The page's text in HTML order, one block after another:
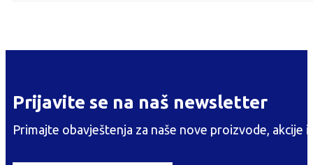
Prijavite se na naš newsletter
Primajte obavještenja za naše nove proizvode, akcije